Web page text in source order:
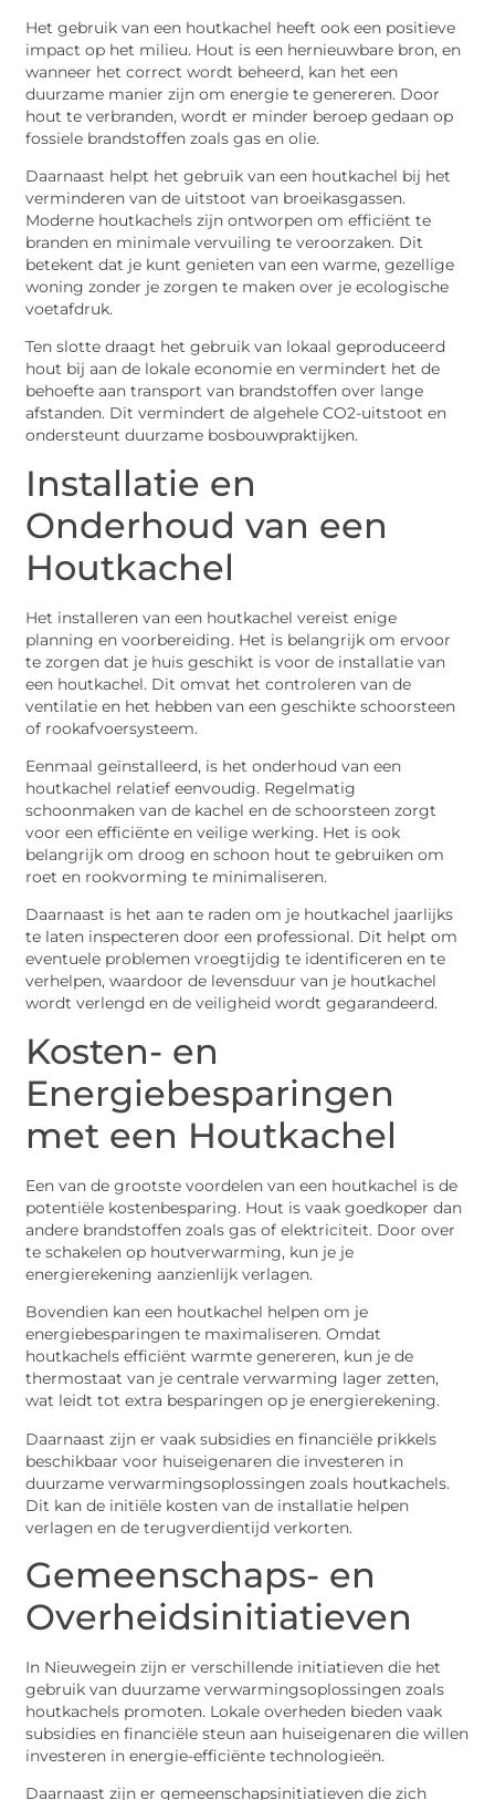
Het gebruik van een houtkachel heeft ook een positieve
impact op het milieu. Hout is een hernieuwbare bron, en
wanneer het correct wordt beheerd, kan het een
duurzame manier zijn om energie te genereren. Door
hout te verbranden, wordt er minder beroep gedaan op
fossiele brandstoffen zoals gas en olie.
Daarnaast helpt het gebruik van een houtkachel bij het
verminderen van de uitstoot van broeikasgassen.
Moderne houtkachels zijn ontworpen om efficiënt te
branden en minimale vervuiling te veroorzaken. Dit
betekent dat je kunt genieten van een warme, gezellige
woning zonder je zorgen te maken over je ecologische
voetafdruk.
Ten slotte draagt het gebruik van lokaal geproduceerd
hout bij aan de lokale economie en vermindert het de
behoefte aan transport van brandstoffen over lange
afstanden. Dit vermindert de algehele CO2-uitstoot en
ondersteunt duurzame bosbouwpraktijken.
Installatie en
Onderhoud van een
Houtkachel
Het installeren van een houtkachel vereist enige
planning en voorbereiding. Het is belangrijk om ervoor
te zorgen dat je huis geschikt is voor de installatie van
een houtkachel. Dit omvat het controleren van de
ventilatie en het hebben van een geschikte schoorsteen
of rookafvoersysteem.
Eenmaal geïnstalleerd, is het onderhoud van een
houtkachel relatief eenvoudig. Regelmatig
schoonmaken van de kachel en de schoorsteen zorgt
voor een efficiënte en veilige werking. Het is ook
belangrijk om droog en schoon hout te gebruiken om
roet en rookvorming te minimaliseren.
Daarnaast is het aan te raden om je houtkachel jaarlijks
te laten inspecteren door een professional. Dit helpt om
eventuele problemen vroegtijdig te identificeren en te
verhelpen, waardoor de levensduur van je houtkachel
wordt verlengd en de veiligheid wordt gegarandeerd.
Kosten- en
Energiebesparingen
met een Houtkachel
Een van de grootste voordelen van een houtkachel is de
potentiële kostenbesparing. Hout is vaak goedkoper dan
andere brandstoffen zoals gas of elektriciteit. Door over
te schakelen op houtverwarming, kun je je
energierekening aanzienlijk verlagen.
Bovendien kan een houtkachel helpen om je
energiebesparingen te maximaliseren. Omdat
houtkachels efficiënt warmte genereren, kun je de
thermostaat van je centrale verwarming lager zetten,
wat leidt tot extra besparingen op je energierekening.
Daarnaast zijn er vaak subsidies en financiële prikkels
beschikbaar voor huiseigenaren die investeren in
duurzame verwarmingsoplossingen zoals houtkachels.
Dit kan de initiële kosten van de installatie helpen
verlagen en de terugverdientijd verkorten.
Gemeenschaps- en
Overheidsinitiatieven
In Nieuwegein zijn er verschillende initiatieven die het
gebruik van duurzame verwarmingsoplossingen zoals
houtkachels promoten. Lokale overheden bieden vaak
subsidies en financiële steun aan huiseigenaren die willen
investeren in energie-efficiënte technologieën.
Daarnaast zijn er gemeenschapsinitiatieven die zich